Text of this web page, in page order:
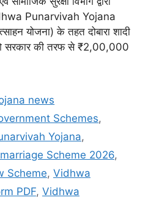
Punarvivah Yojana
योजना) के तहत दोबारा शादी
सरकार की तरफ से ₹2,00,000
news
Schemes,
Yojana,
Scheme 2026,
Scheme, Vidhwa
PDF, Vidhwa